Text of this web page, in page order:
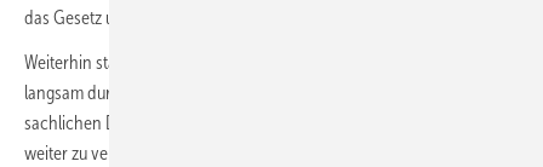
das Gesetz unnötig aufgebläht.
Weiterhin stabilisiere sich die Nachfrage bei der Wärmepumpe
langsam durch die Förderung und es sei erforderlich, wieder zu einem
sachlichen Diskurs zurückzukehren und die Menschen nicht noch
weiter zu verunsichern. Zudem gehe es auch darum, die Bürger vor